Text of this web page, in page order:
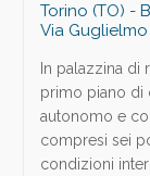
Torino (TO) -
Via
In palazzina
primo piano di
autonomo e
compresi sei
condizioni